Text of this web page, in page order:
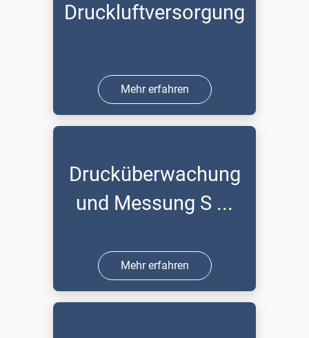
Druckluftversorgung
Mehr erfahren
Drucküberwachung
und Messung S ...
Mehr erfahren